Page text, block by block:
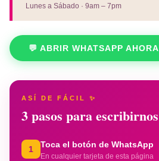
Lunes a Sábado · 9am – 7pm
💬 ABRIR WHATSAPP AHORA
ASÍ DE FÁCIL ✨
3 pasos para escribirnos
1 Toca el botón de WhatsApp
En cualquier tarjeta de esta página